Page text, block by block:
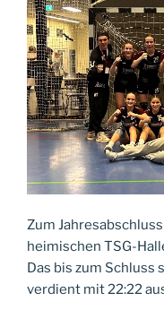
Zum
heimischen TSG-
Das bis zum Schluss
verdient mit 22:22